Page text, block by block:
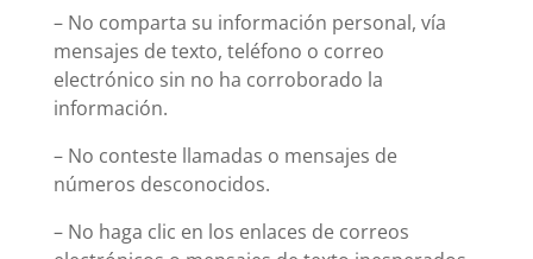
– No comparta su información personal, vía
mensajes de texto, teléfono o correo
electrónico sin no ha corroborado la
información.
– No conteste llamadas o mensajes de
números desconocidos.
– No haga clic en los enlaces de correos